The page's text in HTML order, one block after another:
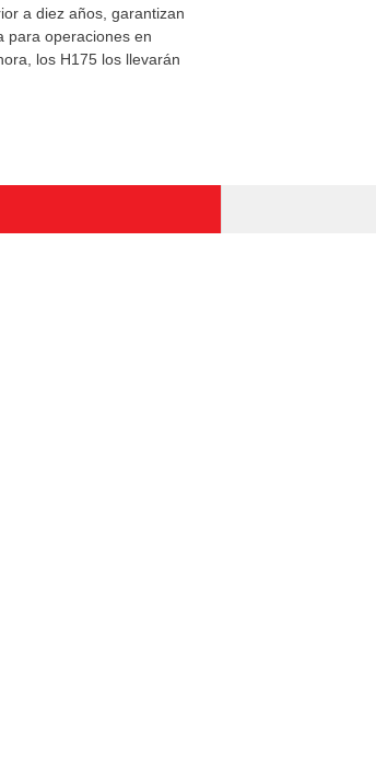
a diez años, garantizan
para operaciones en
los H175 los llevarán